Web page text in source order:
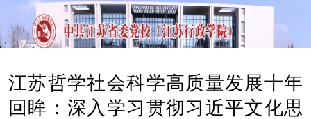
江苏哲学社会科学高质量发展十年
回眸：深入学习贯彻习近平文化思